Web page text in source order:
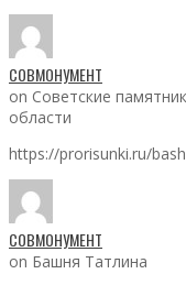
СОВМОНУМЕНТ
on Советские
области
https://prorisunki.ru/
СОВМОНУМЕНТ
on Башня Татлина